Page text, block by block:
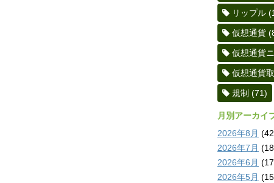
リップル
仮想通貨
仮想通貨
仮想通貨
規制 (71)
月別アーカイ
2026年8月
2026年7月
2026年6月
2026年5月